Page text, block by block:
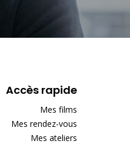
Accès rapide
Mes films
Mes rendez-vous
Mes ateliers